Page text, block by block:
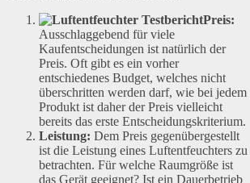
Preis:
Ausschlaggebend für viele
Kaufentscheidungen ist natürlich der
Preis. Oft gibt es ein vorher
entschiedenes Budget, welches nicht
überschritten werden darf, wie bei jedem
Produkt ist daher der Preis vielleicht
bereits das erste Entscheidungskriterium.
Leistung: Dem Preis gegenübergestellt
ist die Leistung eines Luftentfeuchters zu
betrachten. Für welche Raumgröße ist
das Gerät geeignet? Ist ein Dauerbetrieb